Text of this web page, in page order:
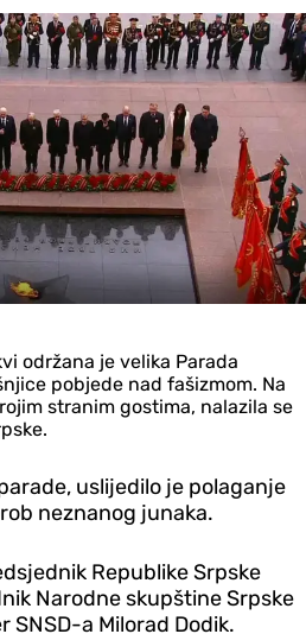
održana je velika Parada
pobjede nad fašizmom. Na
stranim gostima, nalazila se
uslijedilo je polaganje
neznanog junaka.
Republike Srpske
Narodne skupštine Srpske
SNSD-a Milorad Dodik.